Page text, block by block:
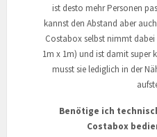
ist desto mehr Personen
kannst den Abstand aber
Costabox selbst nimmt dabei
1m x 1m) und ist damit super
musst sie lediglich in der
Benötige ich
Costabox